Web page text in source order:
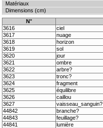
N°
3616
ciel
3617
nuage
3618
horizon
3619
sol
3620
jour
3621
ombre
3622
arbre?
3623
tronc?
3624
fragment
3625
équilibre
3626
caillou
3627
vaisseau_sanguin?
44842
branche?
44843
feuillage?
44841
lumière